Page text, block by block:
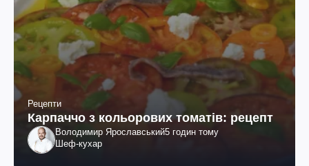
Рецепти
Карпаччо з кольорових томатів: рецепт
Володимир Ярославський5 годин тому
Шеф-кухар